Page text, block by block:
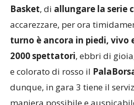
Basket, di allungare la serie
accarezzare, per ora
turno è ancora in piedi, vivo
2000 spettatori, ebbri di
e colorato di rosso il
dunque, in gara 3 tiene il